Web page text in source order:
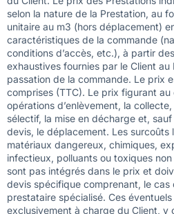
selon la nature de la Prestation, au
unitaire au m3 (hors déplacement)
caractéristiques de la commande
conditions d’accès, etc.), à partir
exhaustives fournies par le Client au
passation de la commande. Le prix
comprises (TTC). Le prix figurant
opérations d’enlèvement, la
sélectif, la mise en décharge et,
devis, le déplacement. Les surcoûts
matériaux dangereux, chimiques,
infectieux, polluants ou toxiques
sont pas intégrés dans le prix et
devis spécifique comprenant, le cas
prestataire spécialisé. Ces
exclusivement à charge du Client, y